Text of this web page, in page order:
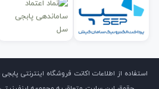
استفاده از اطلاعات اکانت فروشگاه اینترنتی